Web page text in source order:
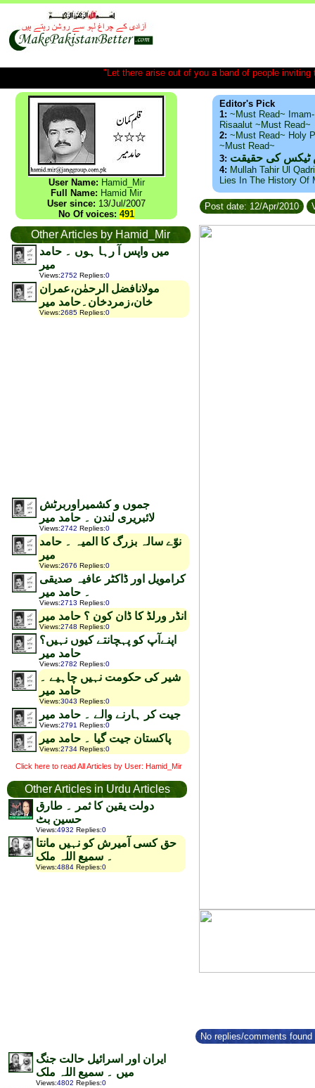
"Let there arise out of you a band of people
User Name: Hamid_Mir
Full Name: Hamid Mir
User since: 13/Jul/2007
No Of voices: 491
Other Articles by Hamid_Mir
میں واپس آ رہا ہوں ۔ حامد
میر
Views:2752 Replies:0
مولانافضل الرحمٰن،عمران
خان،زمردخان۔حامد میر
Views:2685 Replies:0
جموں و کشمیراوربرٹش
لائبریری لندن ۔ حامد میر
Views:2742 Replies:0
نوّے سالہ بزرگ کا المیہ ۔ حامد
میر
Views:2676 Replies:0
کرامویل اور ڈاکٹر عافیہ صدیقی
۔ حامد میر
Views:2713 Replies:0
انڈر ورلڈ کا ڈان کون ؟ حامد میر
Views:2748 Replies:0
اپنےآپ کو پہچانتے کیوں نہیں؟
حامد میر
Views:2782 Replies:0
شیر کی حکومت نہیں چاہیے ۔
حامد میر
Views:3043 Replies:0
جیت کر ہارنے والے ۔ حامد میر
Views:2791 Replies:0
پاکستان جیت گیا ۔ حامد میر
Views:2734 Replies:0
Click here to read All Articles by User: Hamid_Mir
Other Articles in Urdu Articles
دولت یقین کا ثمر ۔ طارق
حسین بٹ
Views:4932 Replies:0
حق کسی آمیرش کو نہیں مانتا
۔ سمیع اللہ ملک
Views:4884 Replies:0
ایران اور اسرائیل حالت جنگ
میں ۔ سمیع اللہ ملک
Views:4802 Replies:0
Editor's Pick
1: ~Must Read~
Risaalut ~Must Read~
2: ~Must Read~ Holy
~Must Read~
3: ٹیکس کی حقیقت
4: Mullah Tahir Ul
Lies In The History Of
Post date: 12/Apr/2010
No replies/comments